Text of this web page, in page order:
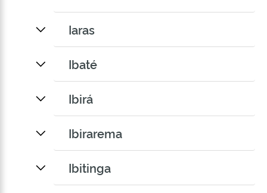
Iaras
Ibaté
Ibirá
Ibirarema
Ibitinga